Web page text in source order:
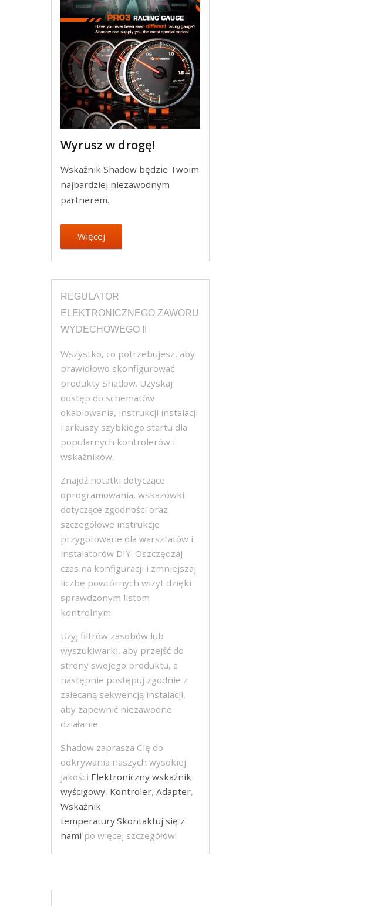
Wyrusz w drogę!
Wskaźnik Shadow będzie Twoim
najbardziej niezawodnym
partnerem.
Więcej
REGULATOR
ELEKTRONICZNEGO ZAWORU
WYDECHOWEGO II
Wszystko, co potrzebujesz, aby
prawidłowo skonfigurować
produkty Shadow. Uzyskaj
dostęp do schematów
okablowania, instrukcji instalacji
i arkuszy szybkiego startu dla
popularnych kontrolerów i
wskaźników.
Znajdź notatki dotyczące
oprogramowania, wskazówki
dotyczące zgodności oraz
szczegółowe instrukcje
przygotowane dla warsztatów i
instalatorów DIY. Oszczędzaj
czas na konfiguracji i zmniejszaj
liczbę powtórnych wizyt dzięki
sprawdzonym listom
kontrolnym.
Użyj filtrów zasobów lub
wyszukiwarki, aby przejść do
strony swojego produktu, a
następnie postępuj zgodnie z
zalecaną sekwencją instalacji,
aby zapewnić niezawodne
działanie.
Shadow zaprasza Cię do
odkrywania naszych wysokiej
jakości Elektroniczny wskaźnik
wyścigowy, Kontroler, Adapter,
Wskaźnik
temperatury.Skontaktuj się z
nami po więcej szczegółów!